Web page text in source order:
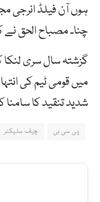
ہوں آن فیلڈ انرجی
چنا۔ مصباح الحق
میں قومی ٹیم کی
شدید تنقید کا سامنا
پی سی بی چیف سلیکٹر